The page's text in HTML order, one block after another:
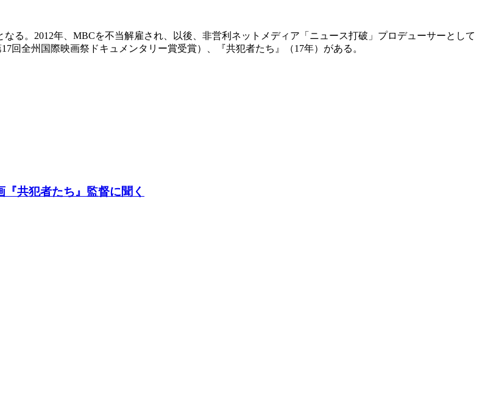
る。2012年、MBCを不当解雇され、以後、非営利ネットメディア「ニュース打破」プロデューサーとして
回全州国際映画祭ドキュメンタリー賞受賞）、『共犯者たち』（17年）がある。
共犯者たち』監督に聞く